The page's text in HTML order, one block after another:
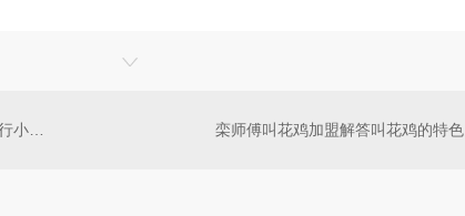
栾师傅叫花鸡加盟教您如何进行小吃店发展 栾师傅叫花鸡加盟解答叫花鸡的特色